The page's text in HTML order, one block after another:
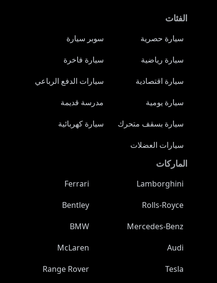
الفئات
سيارة حصرية
سوبر سيارة
سيارة رياضية
سيارة فاخرة
سيارة اقتصادية
سيارات الدفع الرباعي
سيارة يومية
مدرسة قديمة
سيارة بسقف متحرك
سيارة كهربائية
سيارات العضلات
الماركات
Lamborghini
Ferrari
Rolls-Royce
Bentley
Mercedes-Benz
BMW
Audi
McLaren
Tesla
Range Rover